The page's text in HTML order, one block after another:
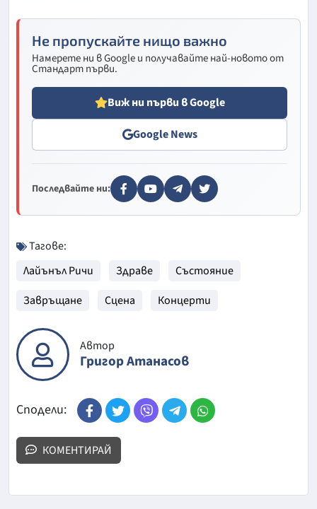
Не пропускайте нищо важно
Намерете ни в Google и получавайте най-новото от
Стандарт първи.
Виж ни първи в Google
Google News
Последвайте ни:
Тагове:
Лайънъл Ричи
Здраве
Състояние
Завръщане
Сцена Концерти
Автор
Григор Атанасов
Сподели:
КОМЕНТИРАЙ